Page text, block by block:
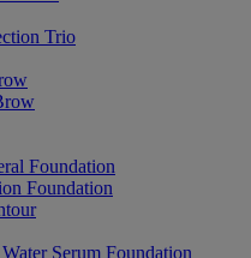
Trio
Foundation
Foundation
Serum Foundation